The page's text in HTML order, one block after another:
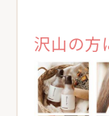
沢山の方